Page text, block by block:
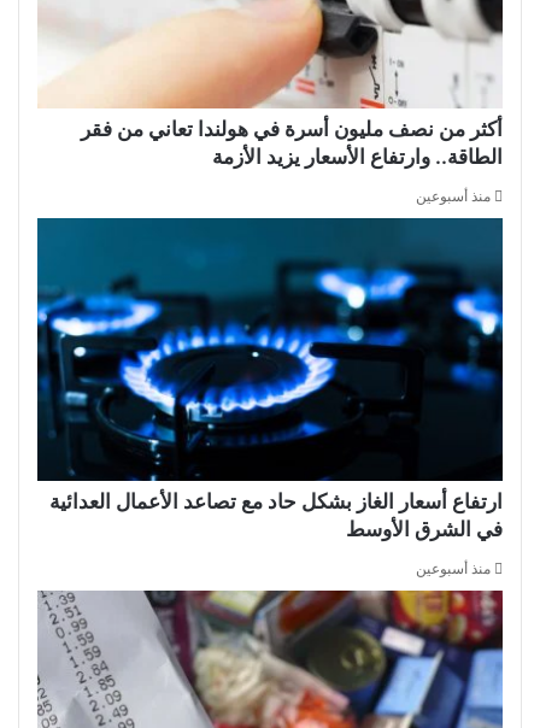
أكثر من نصف مليون أسرة في هولندا تعاني من فقر
الطاقة.. وارتفاع الأسعار يزيد الأزمة
منذ أسبوعين
ارتفاع أسعار الغاز بشكل حاد مع تصاعد الأعمال العدائية
في الشرق الأوسط
منذ أسبوعين